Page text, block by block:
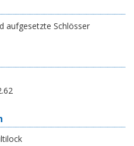
aufgesetzte Schlösser